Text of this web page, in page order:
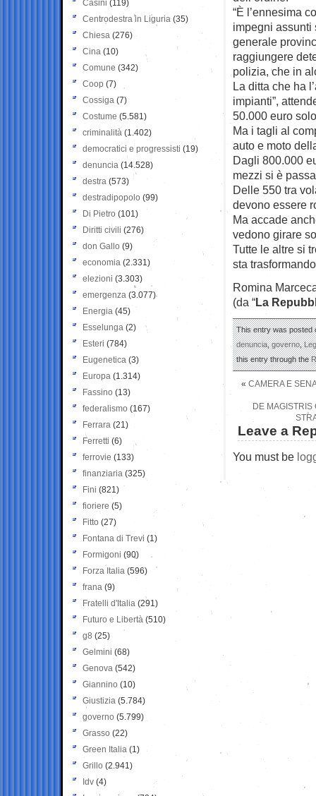
“È l’ennesima
impegni assunti
generale
raggiungere
polizia, che in
La ditta che ha
impianti”,
50.000 euro
Ma i tagli al
auto e moto
Dagli 800.000
mezzi si è
Delle 550 tra
devono essere
Ma accade
vedono girare
Tutte le altre si
sta
Romina
(da “La
This entry was posted
denuncia,governo,
this entry through the
« CAMERA E
DE
Leave a
You must be
Casini (119)
Centrodestra in Liguria (35)
Chiesa (276)
Cina (10)
Comune (342)
Coop (7)
Cossiga (7)
Costume (5.581)
criminalità (1.402)
democratici e progressisti (19)
denuncia (14.528)
destra (573)
destradipopolo (99)
Di Pietro (101)
Diritti civili (276)
don Gallo (9)
economia (2.331)
elezioni (3.303)
emergenza (3.077)
Energia (45)
Esselunga (2)
Esteri (784)
Eugenetica (3)
Europa (1.314)
Fassino (13)
federalismo (167)
Ferrara (21)
Ferretti (6)
ferrovie (133)
finanziaria (325)
Fini (821)
fioriere (5)
Fitto (27)
Fontana di Trevi (1)
Formigoni (90)
Forza Italia (596)
frana (9)
Fratelli d'Italia (291)
Futuro e Libertà (510)
g8 (25)
Gelmini (68)
Genova (542)
Giannino (10)
Giustizia (5.784)
governo (5.799)
Grasso (22)
Green Italia (1)
Grillo (2.941)
Idv (4)